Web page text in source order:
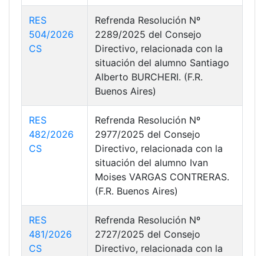
RES
504/2026
CS
Refrenda Resolución Nº
2289/2025 del Consejo
Directivo, relacionada con la
situación del alumno Santiago
Alberto BURCHERI. (F.R.
Buenos Aires)
RES
482/2026
CS
Refrenda Resolución Nº
2977/2025 del Consejo
Directivo, relacionada con la
situación del alumno Ivan
Moises VARGAS CONTRERAS.
(F.R. Buenos Aires)
RES
481/2026
CS
Refrenda Resolución Nº
2727/2025 del Consejo
Directivo, relacionada con la